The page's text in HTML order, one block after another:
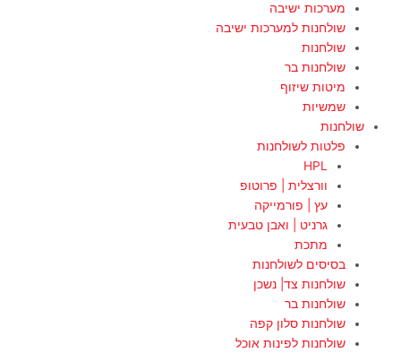
מערכות ישיבה
שולחנות למערכות ישיבה
שולחנות
שולחנות בר
מיטות שיזוף
שמשיות
שולחנות
פלטות לשולחנות
HPL
וורצלית | פרוטופ
עץ | פורמייקה
גרניט | ואבן טבעית
מתכת
בסיסים לשולחנות
שולחנות צד| נשכן
שולחנות בר
שולחנות סלון קפה
שולחנות לפינות אוכל